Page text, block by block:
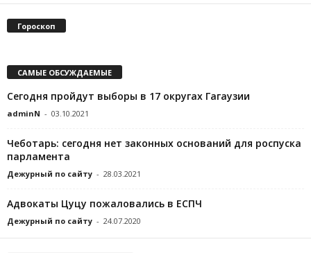
Гороскоп
САМЫЕ ОБСУЖДАЕМЫЕ
Сегодня пройдут выборы в 17 округах Гагаузии
adminN - 03.10.2021
Чеботарь: сегодня нет законных оснований для роспуска
парламента
Дежурный по сайту - 28.03.2021
Адвокаты Цуцу пожаловались в ЕСПЧ
Дежурный по сайту - 24.07.2020